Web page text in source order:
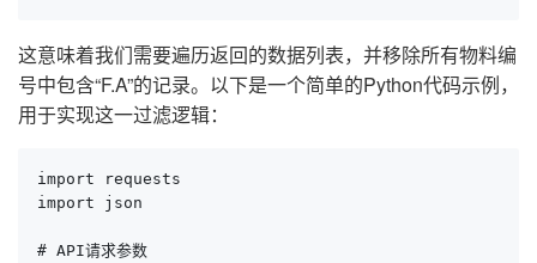
这意味着我们需要遍历返回的数据列表，并移除所有物料编
号中包含“F.A”的记录。以下是一个简单的Python代码示例，
用于实现这一过滤逻辑：
import requests
import json
# API请求参数